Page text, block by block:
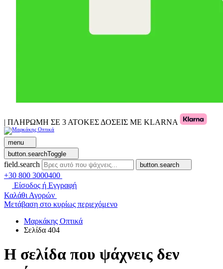
| ΠΛΗΡΩΜΗ ΣΕ 3 ΑΤΟΚΕΣ ΔΟΣΕΙΣ ΜΕ KLARNA
menu
button.searchToggle
field.search button.search
+30 800 3000400
Είσοδος ή Εγγραφή
Καλάθι Αγορών
Μετάβαση στο κυρίως περιεχόμενο
Μαρκάκης Οπτικά
Σελίδα 404
Η σελίδα που ψάχνεις δεν